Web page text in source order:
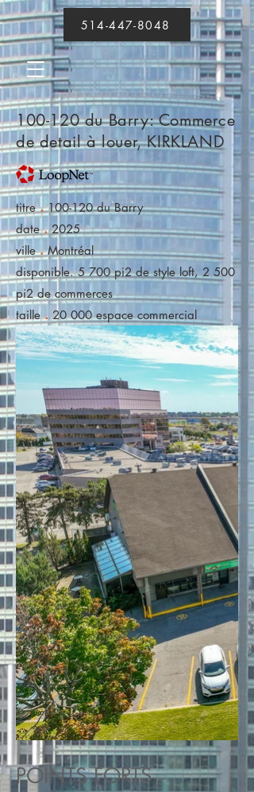
514-447-8048
titre.100-120 du Barry
date . 2025
ville.Montréal
disponible. 5 700 pi2 de style loft, 2 500
pi2 de commerces
taille. 20 000 espace commercial
100-120 du Barry: Commerce
de detail à louer, KIRKLAND
POINTS FORTS